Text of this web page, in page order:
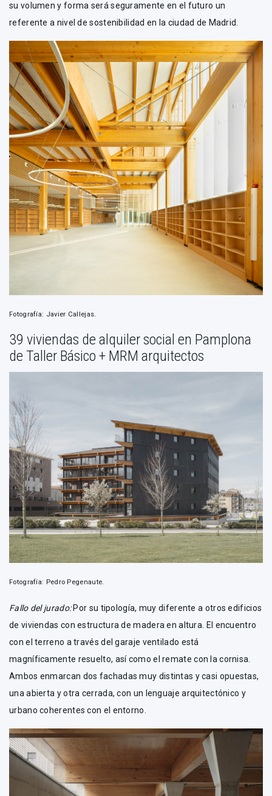
su volumen y forma será seguramente en el futuro un
referente a nivel de sostenibilidad en la ciudad de Madrid.
Fotografía: Javier Callejas.
39 viviendas de alquiler social en Pamplona
de Taller Básico + MRM arquitectos
Fotografía: Pedro Pegenaute.
Fallo del jurado:Por su tipología, muy diferente a otros edificios
de viviendas con estructura de madera en altura. El encuentro
con el terreno a través del garaje ventilado está
magníficamente resuelto, así como el remate con la cornisa.
Ambos enmarcan dos fachadas muy distintas y casi opuestas,
una abierta y otra cerrada, con un lenguaje arquitectónico y
urbano coherentes con el entorno.